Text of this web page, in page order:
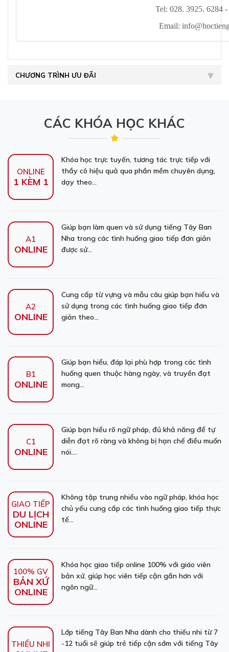
Tel: 028. 3925. 6284
Email:
CHƯƠNG TRÌNH ƯU ĐÃI
CÁC KHÓA HỌC KHÁC
ONLINE
1 KÈM 1
Khóa học trực tuyến, tương tác trực tiếp với
thầy cô hiệu quả qua phần mềm chuyên dụng,
dạy theo...
A1
ONLINE
Giúp bạn làm quen và sử dụng tiếng Tây Ban
Nha trong các tình huống giao tiếp đơn giản
được sử...
A2
ONLINE
Cung cấp từ vựng và mẫu câu giúp bạn hiểu và
sử dụng trong các tình huống giao tiếp đơn
giản theo...
B1
ONLINE
Giúp bạn hiểu, đáp lại phù hợp trong các tình
huống quen thuộc hàng ngày, và truyền đạt
mong...
C1
ONLINE
Giúp bạn hiểu rõ ngữ pháp, đủ khả năng để tự
diễn đạt rõ ràng và không bị hạn chế điều muốn
nói....
GIAO TIẾP
DU LỊCH
ONLINE
Không tập trung nhiều vào ngữ pháp, khóa học
chủ yếu cung cấp các tình huống giao tiếp thực
tế...
100% GV
BẢN XỨ
ONLINE
Khóa học giao tiếp online 100% với giáo viên
bản xứ, giúp học viên tiếp cận gần hơn với
ngôn ngữ...
THIẾU NHI
Lớp tiếng Tây Ban Nha dành cho thiếu nhi từ 7
-12 tuổi sẽ giúp trẻ tiếp cận sớm với tiếng Tây